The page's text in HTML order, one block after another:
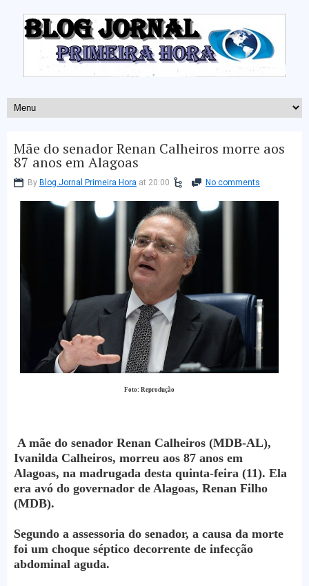
Mãe do senador Renan Calheiros morre aos
87 anos em Alagoas
By Blog Jornal Primeira Hora at 20:00 No comments
Foto: Reprodução
A mãe do senador Renan Calheiros (MDB-AL),
Ivanilda Calheiros, morreu aos 87 anos em
Alagoas, na madrugada desta quinta-feira (11). Ela
era avó do governador de Alagoas, Renan Filho
(MDB).
Segundo a assessoria do senador, a causa da morte
foi um choque séptico decorrente de infecção
abdominal aguda.